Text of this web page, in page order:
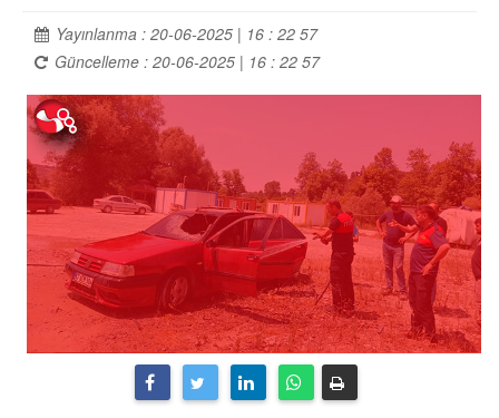
Yayınlanma : 20-06-2025 | 16 : 22 57
Güncelleme : 20-06-2025 | 16 : 22 57